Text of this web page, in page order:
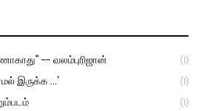
-- வலம்புரிஜான் (1)
இருக்க ...' (1)
(1)